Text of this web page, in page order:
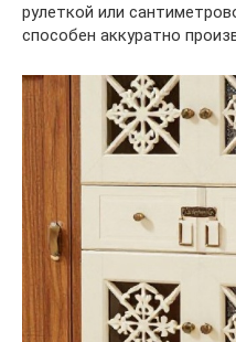
рулеткой или
способен аккуратно